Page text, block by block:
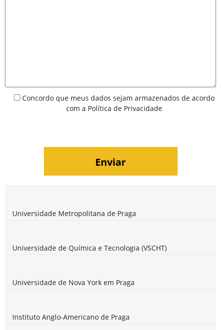
Concordo que meus dados sejam armazenados de acordo
com a Política de Privacidade
Universidade Metropolitana de Praga
Universidade de Química e Tecnologia (VSCHT)
Universidade de Nova York em Praga
Instituto Anglo-Americano de Praga